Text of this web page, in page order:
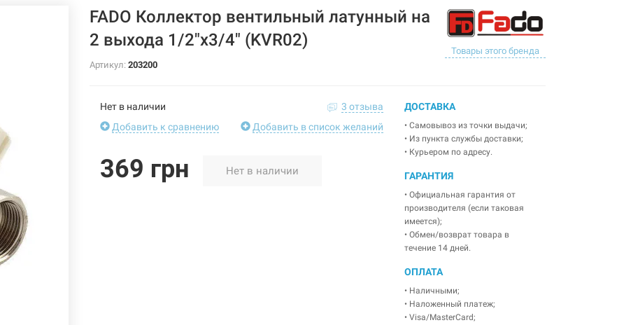
FADO Коллектор вентильный латунный на
2 выхода 1/2"x3/4" (KVR02)
Товары этого бренда
Артикул: 203200
Нет в наличии
3 отзыва
Добавить к сравнению
Добавить в список желаний
369 грн Нет в наличии
ДОСТАВКА
• Самовывоз из точки выдачи;
• Из пункта службы доставки;
• Курьером по адресу.
ГАРАНТИЯ
• Официальная гарантия от
производителя (если таковая
имеется);
• Обмен/возврат товара в
течение 14 дней.
ОПЛАТА
• Наличными;
• Наложенный платеж;
• Visa/MasterCard;